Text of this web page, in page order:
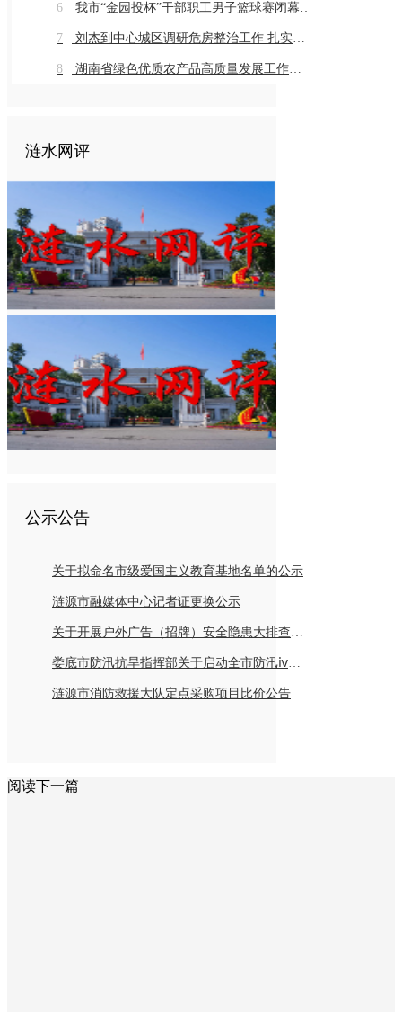
6 我市“金园投杯”干部职工男子篮球赛闭幕 市直组高新金园代表队 乡镇组桥头河镇代表队获得冠军
7 刘杰到中心城区调研危房整治工作 扎实推进危房整治工作 切实保障群众住房安全
8 湖南省绿色优质农产品高质量发展工作推进会在我市召开
涟水网评
公示公告
关于拟命名市级爱国主义教育基地名单的公示
涟源市融媒体中心记者证更换公示
关于开展户外广告（招牌）安全隐患大排查倡议书
娄底市防汛抗旱指挥部关于启动全市防汛ⅳ级应急响应的紧急通知
涟源市消防救援大队定点采购项目比价公告
阅读下一篇